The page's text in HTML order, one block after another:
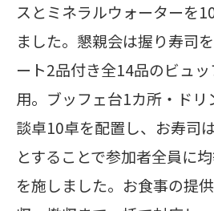
スとミネラルウォーターを
ました。 懇親会は握り寿司
ート2品付き全14品のビュ
用。ブッフェ台1カ所・ド
談卓10卓を配置し、お寿司
とすることで参加者全員に
を施しました。お食事の提